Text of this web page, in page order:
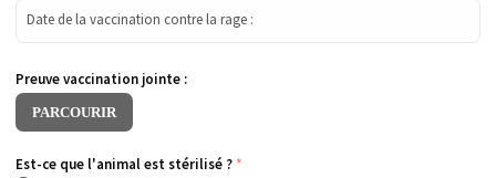
Date de la vaccination contre la rage :
Preuve vaccination jointe :
PARCOURIR
Est-ce que l'animal est stérilisé ? *